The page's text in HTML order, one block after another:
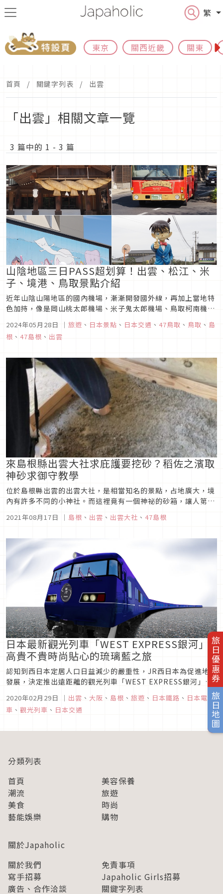
繁
東京 關西近畿 關東
旅日優惠券
旅日地圖
首頁 關鍵字列表 出雲
「出雲」相關文章一覽
3 篇中的 1 - 3 篇
山陰地區三日PASS超划算！出雲、松江、米
子、境港、鳥取景點介紹
近年山陰山陽地區的國內機場，漸漸開發國外線，再加上當地特
色加持，像是岡山桃太郎機場、米子鬼太郎機場、鳥取柯南機
PASS之外，推薦大家也可以購買更優惠的《tabiwa》山陰三日
PASS「山陰のんびりパス」，可以更彈性遊玩！
2024年05月28日 ｜ 旅遊 、 日本景點 、 日本交通 、 47鳥取 、 鳥取 、 島
根 、 47島根 、 出雲
來島根縣出雲大社求庇護要挖砂？稻佐之濱取
神砂求御守教學
位於島根縣出雲的出雲大社，是相當知名的景點，占地廣大，境
內有許多不同的小神社。而這裡竟有一個神祕的砂箱，讓人第一
習俗，以及挖砂的流程，未來日本觀光解封後，如果想來島根
2021年08月17日 ｜ 島根 、 出雲 、 出雲大社 、 47島根
日本最新觀光列車「WEST EXPRESS銀河」
高貴不貴時尚貼心的琉璃藍之旅
認知到西日本定居人口日益減少的嚴重性，JR西日本為促進地域
發展，決定推出遠距離的觀光列車「WEST EXPRESS銀河」來
為地方觀光做出貢獻。「WEST EXPRESS銀河」使用的列車是
國鐵117系，利用舊國鐵時期（‘80）作為新快速列車行駛於京
阪神地區的車輛改造而成。本觀光列車的宗旨為「在平易近人...
2020年02月29日 ｜ 出雲 、 大阪 、 島根 、 旅遊 、 日本鐵路 、 日本電
車 、 觀光列車 、 日本交通
分類列表
首頁
美容保養
潮流
旅遊
美食
時尚
藝能娛樂
購物
關於Japaholic
關於我們
免責事項
寫手招募
Japaholic Girls招募
廣告、合作洽談
關鍵字列表